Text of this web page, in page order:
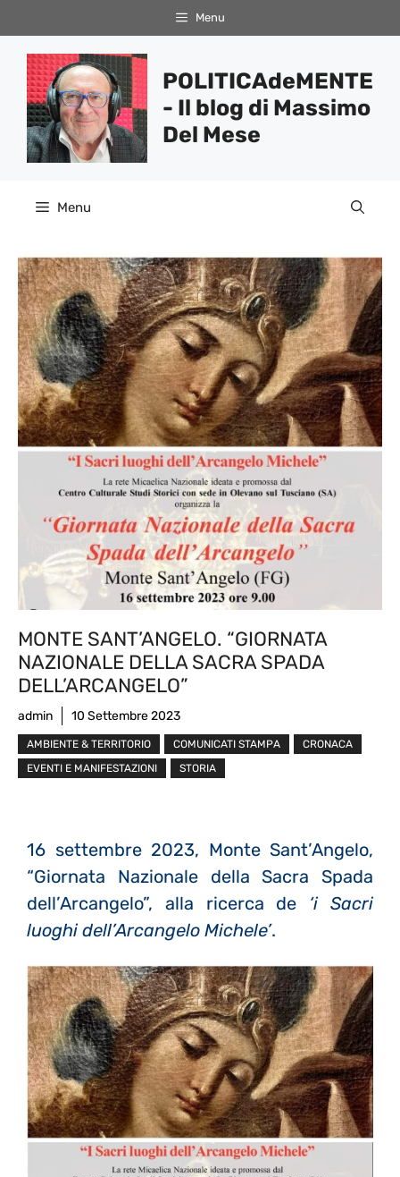
al
contenuto
Menu
POLITICAdeMENTE
- Il blog di Massimo
Del Mese
Menu
MONTE SANT’ANGELO. “GIORNATA
NAZIONALE DELLA SACRA SPADA
DELL’ARCANGELO”
admin 10 Settembre 2023
AMBIENTE & TERRITORIO COMUNICATI STAMPA
CRONACA
EVENTI E MANIFESTAZIONI
STORIA
16 settembre 2023, Monte Sant’Angelo,
“Giornata Nazionale della Sacra Spada
dell’Arcangelo”, alla ricerca de ‘i Sacri
luoghi dell’Arcangelo Michele’.